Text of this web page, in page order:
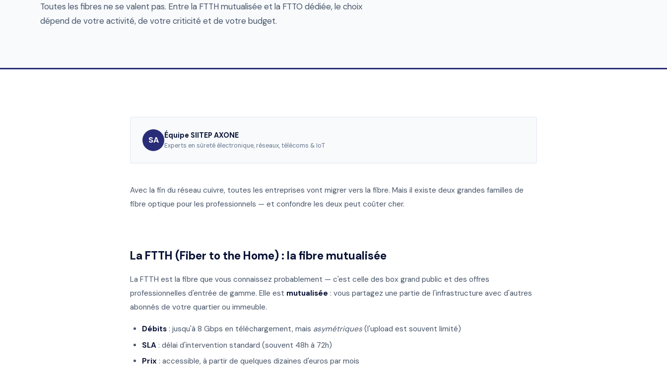
Toutes les fibres ne se valent pas. Entre la FTTH mutualisée et la FTTO dédiée, le choix
dépend de votre activité, de votre criticité et de votre budget.
SA Équipe SIITEP AXONE
Experts en sûreté électronique, réseaux, télécoms & IoT
Avec la fin du réseau cuivre, toutes les entreprises vont migrer vers la fibre. Mais il existe deux grandes familles de
fibre optique pour les professionnels — et confondre les deux peut coûter cher.
La FTTH (Fiber to the Home) : la fibre mutualisée
La FTTH est la fibre que vous connaissez probablement — c'est celle des box grand public et des offres
professionnelles d'entrée de gamme. Elle est mutualisée : vous partagez une partie de l'infrastructure avec d'autres
abonnés de votre quartier ou immeuble.
Débits : jusqu'à 8 Gbps en téléchargement, mais asymétriques (l'upload est souvent limité)
SLA : délai d'intervention standard (souvent 48h à 72h)
Prix : accessible, à partir de quelques dizaines d'euros par mois